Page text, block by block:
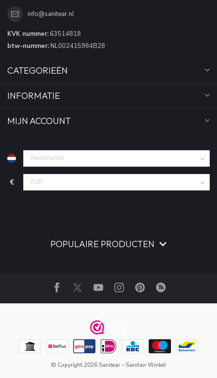
info@sanitear.nl
KVK nummer: 63514818
btw-nummer: NL002415984B28
CATEGORIEËN
INFORMATIE
MIJN ACCOUNT
€
POPULAIRE PRODUCTEN
© Copyright 2026 Sanitear – Sanitair Winkel